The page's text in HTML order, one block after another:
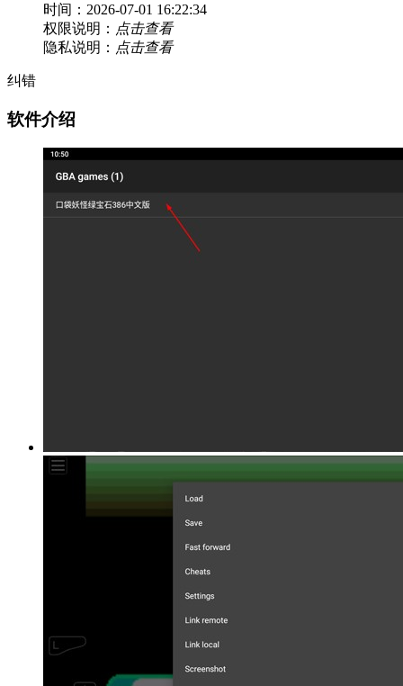
时间：2026-07-01 16:22:34
权限说明： 点击查看
隐私说明： 点击查看
纠错
软件介绍